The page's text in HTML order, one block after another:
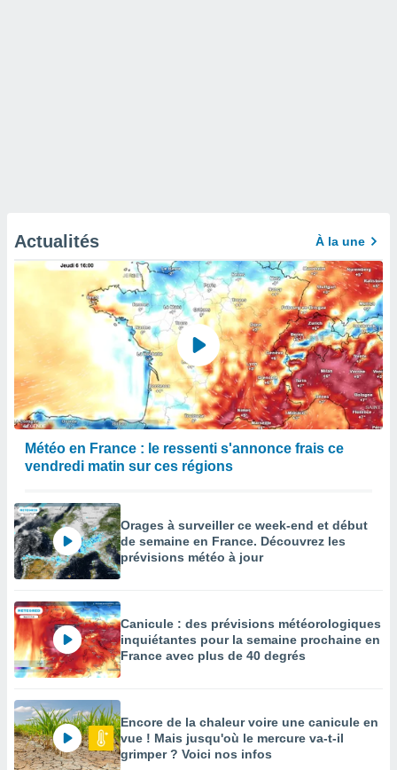
Actualités À la une
Météo en France : le ressenti s'annonce frais ce
vendredi matin sur ces régions
Orages à surveiller ce week-end et début
de semaine en France. Découvrez les
prévisions météo à jour
Canicule : des prévisions météorologiques
inquiétantes pour la semaine prochaine en
France avec plus de 40 degrés
Encore de la chaleur voire une canicule en
vue ! Mais jusqu'où le mercure va-t-il
grimper ? Voici nos infos